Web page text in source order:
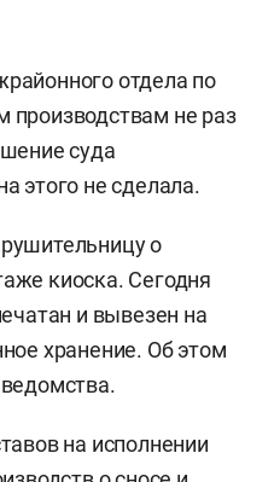
отдела по
не раз
суда
этого не сделала.
о
киоска. Сегодня
и вывезен на
хранение. Об этом
на исполнении